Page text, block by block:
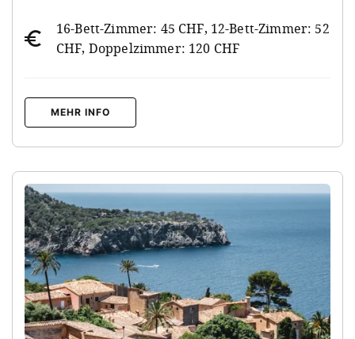
16-Bett-Zimmer: 45 CHF, 12-Bett-Zimmer: 52
CHF, Doppelzimmer: 120 CHF
MEHR INFO